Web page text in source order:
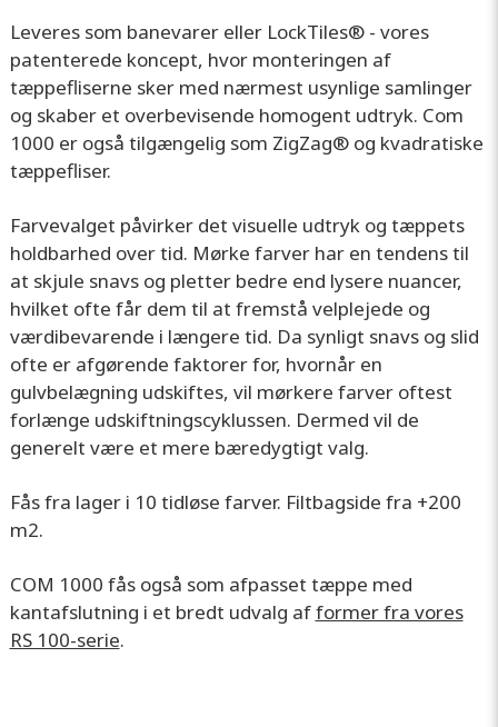
Leveres som banevarer eller LockTiles® - vores
patenterede koncept, hvor monteringen af
tæppefliserne sker med nærmest usynlige samlinger
og skaber et overbevisende homogent udtryk. Com
1000 er også tilgængelig som ZigZag® og kvadratiske
tæppefliser.
Farvevalget påvirker det visuelle udtryk og tæppets
holdbarhed over tid. Mørke farver har en tendens til
at skjule snavs og pletter bedre end lysere nuancer,
hvilket ofte får dem til at fremstå velplejede og
værdibevarende i længere tid. Da synligt snavs og slid
ofte er afgørende faktorer for, hvornår en
gulvbelægning udskiftes, vil mørkere farver oftest
forlænge udskiftningscyklussen. Dermed vil de
generelt være et mere bæredygtigt valg.
Fås fra lager i 10 tidløse farver. Filtbagside fra +200
m2.
COM 1000 fås også som afpasset tæppe med
kantafslutning i et bredt udvalg afformer fra vores
RS 100-serie.